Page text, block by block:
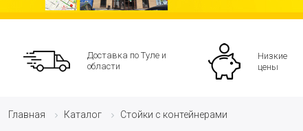
Доставка по Туле и
области
Низкие
цены
Главная Каталог Стойки с контейнерами